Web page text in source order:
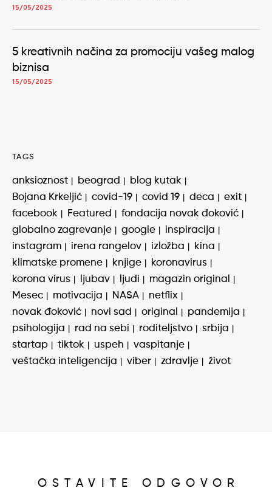
15/05/2025
5 kreativnih načina za promociju vašeg malog
biznisa
15/05/2025
TAGS
anksioznost beograd
blog kutak
Bojana Krkeljić
covid-19 covid 19 deca
exit
facebook
Featured
fondacija novak đoković
globalno zagrevanje
google
inspiracija
instagram
irena rangelov izložba
kina
klimatske promene
knjige
koronavirus
korona virus
ljubav ljudi
magazin original
Mesec
motivacija NASA
netflix
novak đoković
novi sad original
pandemija
psihologija
rad na sebi roditeljstvo
srbija
startap
tiktok uspeh
vaspitanje
veštačka inteligencija
viber zdravlje život
OSTAVITE ODGOVOR